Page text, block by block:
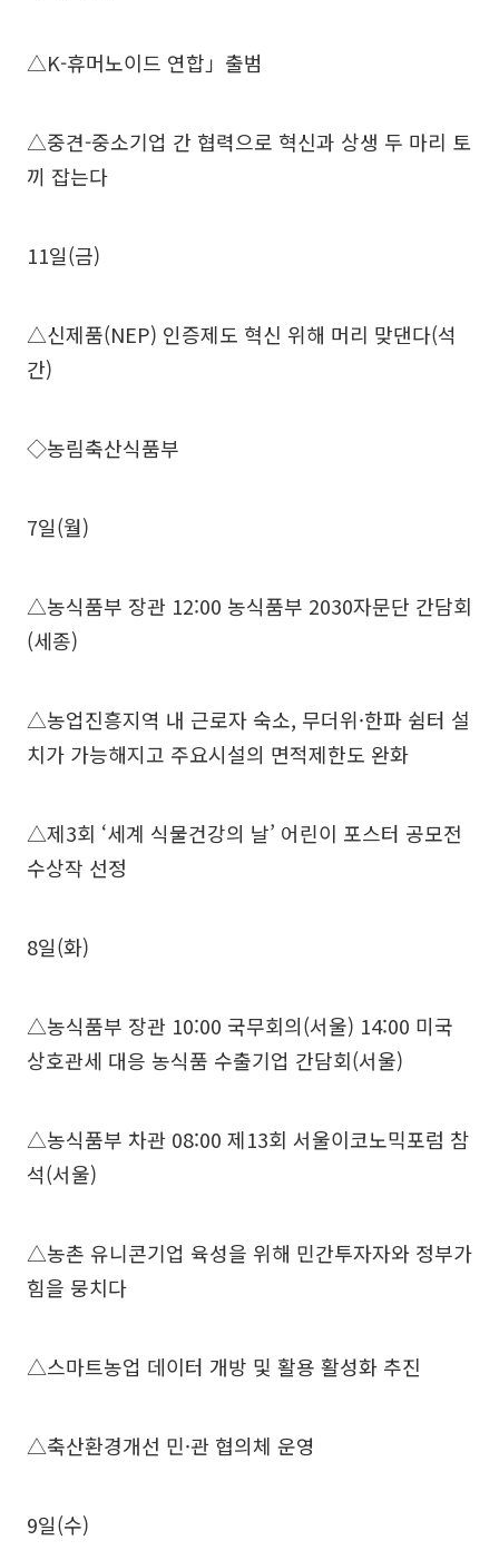
△K-휴머노이드 연합」출범
△중견-중소기업 간 협력으로 혁신과 상생 두 마리 토
끼 잡는다
11일(금)
△신제품(NEP) 인증제도 혁신 위해 머리 맞댄다(석
간)
◇농림축산식품부
7일(월)
△농식품부 장관 12:00 농식품부 2030자문단 간담회
(세종)
△농업진흥지역 내 근로자 숙소, 무더위·한파 쉼터 설
치가 가능해지고 주요시설의 면적제한도 완화
△제3회 ‘세계 식물건강의 날’ 어린이 포스터 공모전
수상작 선정
8일(화)
△농식품부 장관 10:00 국무회의(서울) 14:00 미국
상호관세 대응 농식품 수출기업 간담회(서울)
△농식품부 차관 08:00 제13회 서울이코노믹포럼 참
석(서울)
△농촌 유니콘기업 육성을 위해 민간투자자와 정부가
힘을 뭉치다
△스마트농업 데이터 개방 및 활용 활성화 추진
△축산환경개선 민·관 협의체 운영
9일(수)